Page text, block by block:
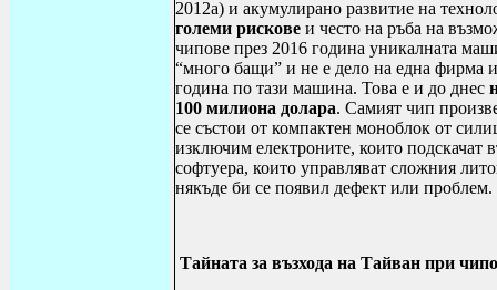
2012а) и акумулирано развитие на
големи рискове и често на ръба на
чипове през 2016 година уникалната
“много бащи” и не е дело на една фирма
година по тази машина. Това е и до днес
100 милиона долара. Самият чип
се състои от компактен моноблок от
изключим електроните, които подскачат
софтуера, които управляват сложния
някъде би се появил дефект или проблем.
Тайната за възхода на Тайван при